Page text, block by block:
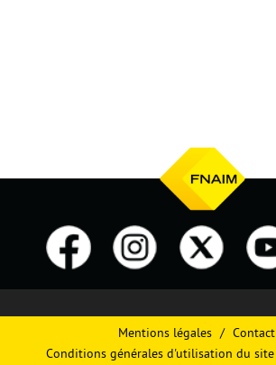
Mentions légales
Contact
Conditions générales d'utilisation du site